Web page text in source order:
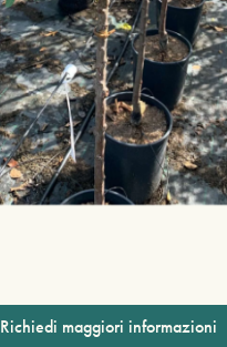
Richiedi maggiori informazioni